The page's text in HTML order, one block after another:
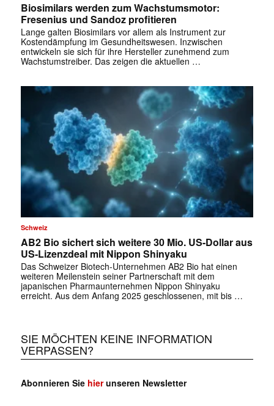
Biosimilars werden zum Wachstumsmotor:
Fresenius und Sandoz profitieren
Lange galten Biosimilars vor allem als Instrument zur
Kostendämpfung im Gesundheitswesen. Inzwischen
entwickeln sie sich für ihre Hersteller zunehmend zum
Wachstumstreiber. Das zeigen die aktuellen …
Schweiz
AB2 Bio sichert sich weitere 30 Mio. US-Dollar aus
US-Lizenzdeal mit Nippon Shinyaku
Das Schweizer Biotech-Unternehmen AB2 Bio hat einen
weiteren Meilenstein seiner Partnerschaft mit dem
japanischen Pharmaunternehmen Nippon Shinyaku
erreicht. Aus dem Anfang 2025 geschlossenen, mit bis …
SIE MÖCHTEN KEINE INFORMATION
VERPASSEN?
Abonnieren Sie hierunseren Newsletter